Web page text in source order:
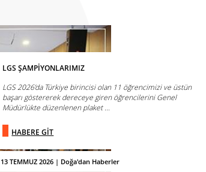
13 TEMMUZ 2026 | Doğa'dan Haberler
LGS ŞAMPİYONLARIMIZ
LGS 2026’da Türkiye birincisi olan 11 öğrencimizi ve üstün
başarı göstererek dereceye giren öğrencilerini Genel
Müdürlükte düzenlenen plaket ...
HABERE GİT